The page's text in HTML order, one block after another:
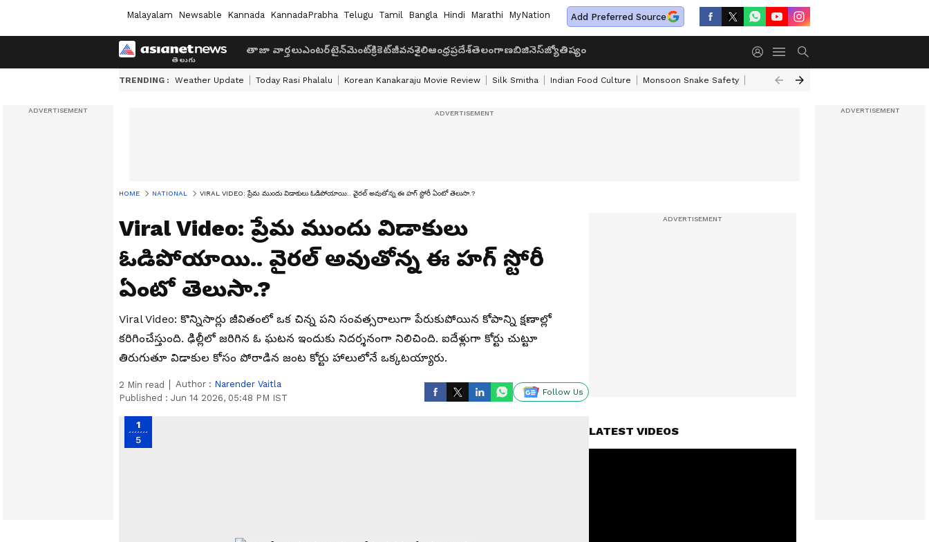
Malayalam Newsable Kannada KannadaPrabha Telugu Tamil Bangla Hindi Marathi MyNation Add Preferred Source
తాజా వార్తలుఎంటర్‌టైన్‌మెంట్క్రికెట్జీవనశైలిఆంధ్రప్రదేశ్తెలంగాణబిజినెస్జ్యోతిష్యం
TRENDING : Weather Update Today Rasi Phalalu Korean Kanakaraju Movie Review Silk Smitha Indian Food Culture Monsoon Snake Safety Akkineni Nageswara Rao
HOME NATIONAL VIRAL VIDEO: ప్రేమ ముందు విడాకులు ఓడిపోయాయి.. వైర‌ల్ అవుతోన్న ఈ హ‌గ్‌ స్టోరీ ఏంటో తెలుసా.?
Viral Video: ప్రేమ ముందు విడాకులు
ఓడిపోయాయి.. వైర‌ల్ అవుతోన్న ఈ హ‌గ్‌ స్టోరీ
ఏంటో తెలుసా.?
Viral Video: కొన్నిసార్లు జీవితంలో ఒక చిన్న పని సంవత్సరాలుగా పేరుకుపోయిన కోపాన్ని క్షణాల్లో
కరిగించేస్తుంది. ఢిల్లీలో జరిగిన ఓ ఘటన ఇందుకు నిదర్శనంగా నిలిచింది. ఐదేళ్లుగా కోర్టు చుట్టూ
తిరుగుతూ విడాకుల కోసం పోరాడిన జంట కోర్టు హాలులోనే ఒక్కటయ్యారు.
2 Min read Author : Narender Vaitla
Published : Jun 14 2026, 05:48 PM IST
Follow Us
1
5
LATEST VIDEOS